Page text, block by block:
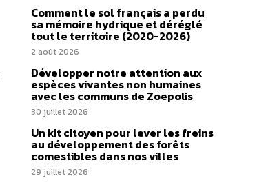
Comment le sol français a perdu
sa mémoire hydrique et déréglé
tout le territoire (2020-2026)
2 août 2026
Développer notre attention aux
espèces vivantes non humaines
avec les communs de Zoepolis
30 juillet 2026
Un kit citoyen pour lever les freins
au développement des forêts
comestibles dans nos villes
29 juillet 2026